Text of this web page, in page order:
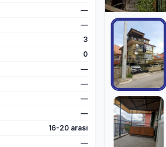
—
—
3
0
—
—
—
—
16-20 arası
—